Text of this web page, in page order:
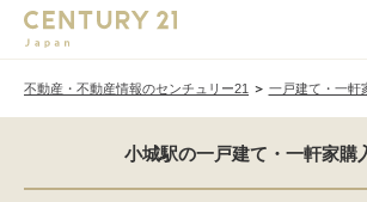
不動産・不動産情報のセンチュリー21 一戸建て・一軒
小城駅の一戸建て・一軒家購